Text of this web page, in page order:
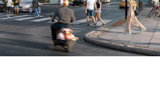
ŁÓDŹ - WIMA APARTMENTS
WROCŁAW - QUORUM TOWER